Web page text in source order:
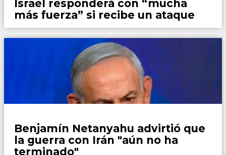
Israel responderá con “mucha
más fuerza” si recibe un ataque
Benjamín Netanyahu advirtió que
la guerra con Irán "aún no ha
terminado"